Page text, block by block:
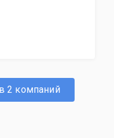
2 компаний